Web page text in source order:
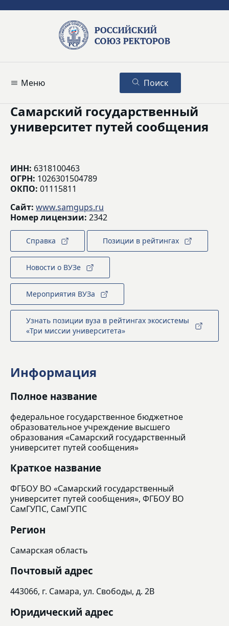
Меню Поиск
Самарский государственный
университет путей сообщения
ИНН: 6318100463
ОГРН: 1026301504789
ОКПО: 01115811
Сайт: www.samgups.ru
Номер лицензии: 2342
Справка Позиции в рейтингах
Новости о ВУЗе
Мероприятия ВУЗа
Узнать позиции вуза в рейтингах экосистемы
«Три миссии университета»
Информация
Полное название
федеральное государственное бюджетное
образовательное учреждение высшего
образования «Самарский государственный
университет путей сообщения»
Краткое название
ФГБОУ ВО «Самарский государственный
университет путей сообщения», ФГБОУ ВО
СамГУПС, СамГУПС
Регион
Самарская область
Почтовый адрес
443066, г. Самара, ул. Свободы, д. 2В
Юридический адрес